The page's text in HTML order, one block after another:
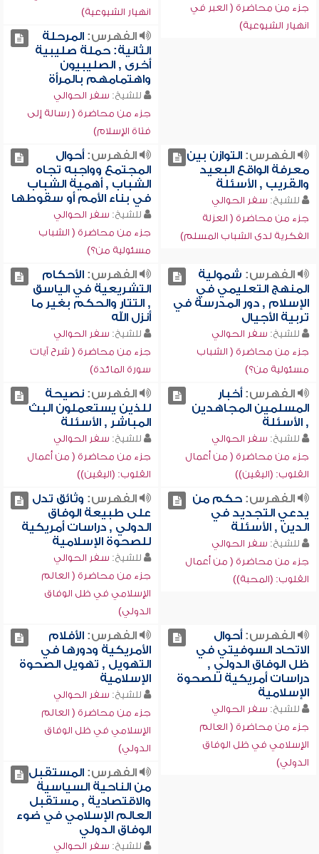
جزء من محاضرة ( العبر في
انهيار الشيوعية)
انهيار الشيوعية)
الفهرس:المرحلة
الثانية: حملة صليبية
أخرى , الصليبيون
واهتمامهم بالمرأة
للشيخ: سفر الحوالي
جزء من محاضرة ( رسالة إلى
فتاة الإسلام)
الفهرس:التوازن بين
معرفة الواقع البعيد
والقريب , الأسئلة
للشيخ: سفر الحوالي
جزء من محاضرة ( العزلة
الفكرية لدى الشباب المسلم)
الفهرس:أحوال
المجتمع وواجبه تجاه
الشباب , أهمية الشباب
في بناء الأمم أو سقوطها
للشيخ: سفر الحوالي
جزء من محاضرة ( الشباب
مسئولية من؟)
الفهرس: شمولية
المنهج التعليمي في
الإسلام , دور المدرسة في
تربية الأجيال
للشيخ: سفر الحوالي
جزء من محاضرة ( الشباب
مسئولية من؟)
الفهرس:الأحكام
التشريعية في الياسق
, التتار والحكم بغير ما
أنزل الله
للشيخ: سفر الحوالي
جزء من محاضرة ( شرح آيات
سورة المائدة)
الفهرس:أخبار
المسلمين المجاهدين
, الأسئلة
للشيخ: سفر الحوالي
جزء من محاضرة ( من أعمال
القلوب: (اليقين))
الفهرس:نصيحة
للذين يستعملون البث
المباشر , الأسئلة
للشيخ: سفر الحوالي
جزء من محاضرة ( من أعمال
القلوب: (اليقين))
الفهرس:حكم من
يدعي التجديد في
الدين , الأسئلة
للشيخ: سفر الحوالي
جزء من محاضرة ( من أعمال
القلوب: (المحبة))
الفهرس: وثائق تدل
على طبيعة الوفاق
الدولي , دراسات أمريكية
للصحوة الإسلامية
للشيخ: سفر الحوالي
جزء من محاضرة ( العالم
الإسلامي في ظل الوفاق
الدولي)
الفهرس:أحوال
الاتحاد السوفيتي في
ظل الوفاق الدولي ,
دراسات أمريكية للصحوة
الإسلامية
للشيخ: سفر الحوالي
جزء من محاضرة ( العالم
الإسلامي في ظل الوفاق
الدولي)
الفهرس:الأفلام
الأمريكية ودورها في
التهويل , تهويل الصحوة
الإسلامية
للشيخ: سفر الحوالي
جزء من محاضرة ( العالم
الإسلامي في ظل الوفاق
الدولي)
الفهرس:المستقبل
من الناحية السياسية
والاقتصادية , مستقبل
العالم الإسلامي في ضوء
الوفاق الدولي
للشيخ: سفر الحوالي